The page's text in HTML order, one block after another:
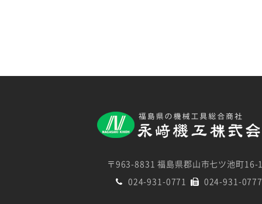
〒963-8831 福島県郡山市七ツ池町16-
024-931-0771
024-931-0777